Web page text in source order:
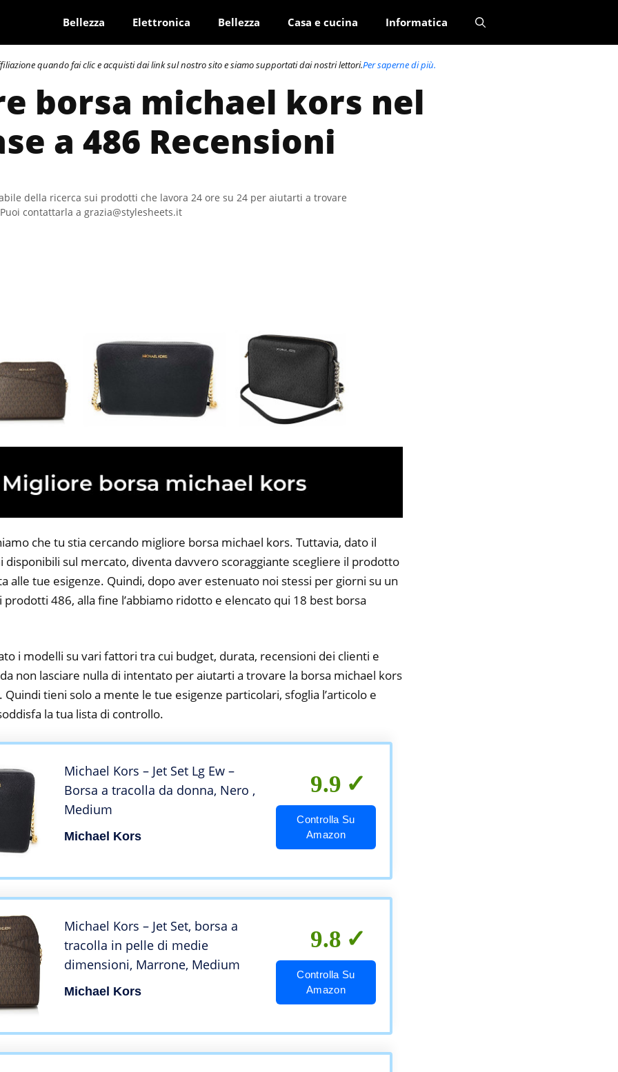
Bellezza Elettronica Bellezza Casa e cucina Informatica
quando fai clic e acquisti dai link sul nostro sito e siamo supportati dai nostri lettori.Per saperne di più.
borsa michael kors nel
a 486 Recensioni
della ricerca sui prodotti che lavora 24 ore su 24 per aiutarti a trovare
contattarla a grazia@stylesheets.it
che tu stia cercando migliore borsa michael kors. Tuttavia, dato il
disponibili sul mercato, diventa davvero scoraggiante scegliere il prodotto
alle tue esigenze. Quindi, dopo aver estenuato noi stessi per giorni su un
486, alla fine l’abbiamo ridotto e elencato qui 18 best borsa
i modelli su vari fattori tra cui budget, durata, recensioni dei clienti e
non lasciare nulla di intentato per aiutarti a trovare la borsa michael kors
Quindi tieni solo a mente le tue esigenze particolari, sfoglia l’articolo e
la tua lista di controllo.
Michael Kors – Jet Set Lg Ew –
Borsa a tracolla da donna, Nero ,
Medium
Michael Kors
9.9
Controlla Su
Amazon
Michael Kors – Jet Set, borsa a
tracolla in pelle di medie
dimensioni, Marrone, Medium
Michael Kors
9.8
Controlla Su
Amazon